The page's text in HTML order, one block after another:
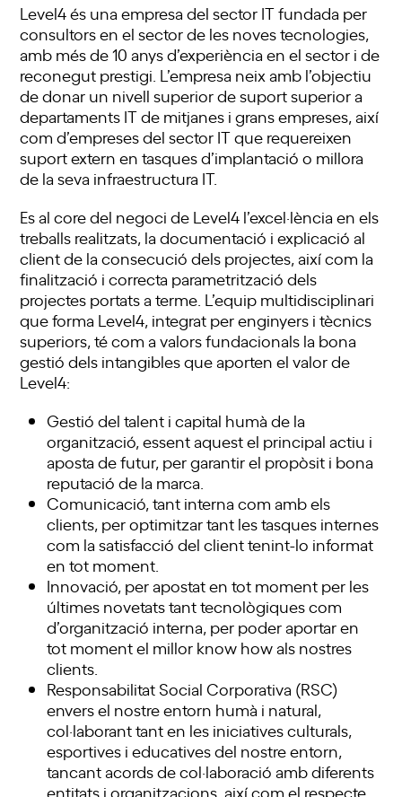
Level4 és una empresa del sector IT fundada per
consultors en el sector de les noves tecnologies,
amb més de 10 anys d’experiència en el sector i de
reconegut prestigi. L’empresa neix amb l’objectiu
de donar un nivell superior de suport superior a
departaments IT de mitjanes i grans empreses, així
com d’empreses del sector IT que requereixen
suport extern en tasques d’implantació o millora
de la seva infraestructura IT.
Es al core del negoci de Level4 l’excel·lència en els
treballs realitzats, la documentació i explicació al
client de la consecució dels projectes, així com la
finalització i correcta parametrització dels
projectes portats a terme. L’equip multidisciplinari
que forma Level4, integrat per enginyers i tècnics
superiors, té com a valors fundacionals la bona
gestió dels intangibles que aporten el valor de
Level4:
Gestió del talent i capital humà de la
organització, essent aquest el principal actiu i
aposta de futur, per garantir el propòsit i bona
reputació de la marca.
Comunicació, tant interna com amb els
clients, per optimitzar tant les tasques internes
com la satisfacció del client tenint-lo informat
en tot moment.
Innovació, per apostat en tot moment per les
últimes novetats tant tecnològiques com
d’organització interna, per poder aportar en
tot moment el millor know how als nostres
clients.
Responsabilitat Social Corporativa (RSC)
envers el nostre entorn humà i natural,
col·laborant tant en les iniciatives culturals,
esportives i educatives del nostre entorn,
tancant acords de col·laboració amb diferents
entitats i organitzacions, així com el respecte